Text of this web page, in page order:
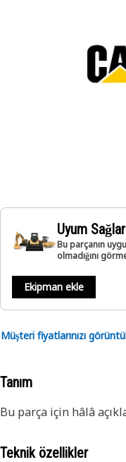
Uyum
Bu parçanın
olmadığını
Ekipman ekle
Müşteri fiyatlarınızı
Tanım
Bu parça için hâlâ
Teknik özellikler